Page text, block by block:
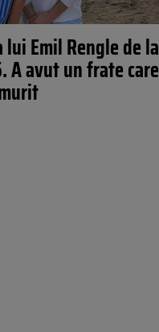
lui Emil Rengle de la
A avut un frate care